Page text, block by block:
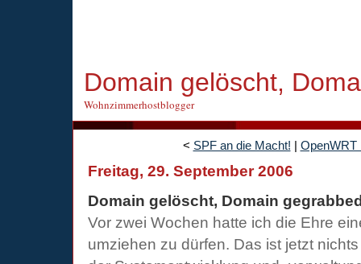
Domain gelöscht,
Wohnzimmerhostblogger
< SPF an die Macht! | OpenWRT
Freitag, 29. September 2006
Domain gelöscht, Domain
Vor zwei Wochen hatte ich die Ehre
umziehen zu dürfen. Das ist jetzt